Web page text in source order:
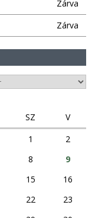
Zárva
Zárva
SZ
V
1
2
8
9
15
16
22
23